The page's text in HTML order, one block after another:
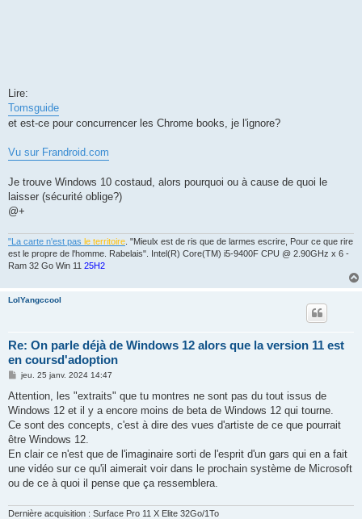
Lire:
Tomsguide
et est-ce pour concurrencer les Chrome books, je l'ignore?
Vu sur Frandroid.com
Je trouve Windows 10 costaud, alors pourquoi ou à cause de quoi le
laisser (sécurité oblige?)
@+
"La carte n'est pas le territoire . "Mieulx est de ris que de larmes escrire, Pour ce que rire
est le propre de l'homme. Rabelais". Intel(R) Core(TM) i5-9400F CPU @ 2.90GHz x 6 -
Ram 32 Go Win 11 25H2
LolYangccool
Re: On parle déjà de Windows 12 alors que la version 11 est
en coursd'adoption
M
s
a
g
jeu. 25 janv. 2024 14:47
Attention, les "extraits" que tu montres ne sont pas du tout issus de
Windows 12 et il y a encore moins de beta de Windows 12 qui tourne.
Ce sont des concepts, c'est à dire des vues d'artiste de ce que pourrait
être Windows 12.
En clair ce n'est que de l'imaginaire sorti de l'esprit d'un gars qui en a fait
une vidéo sur ce qu'il aimerait voir dans le prochain système de Microsoft
ou de ce à quoi il pense que ça ressemblera.
Dernière acquisition : Surface Pro 11 X Elite 32Go/1To